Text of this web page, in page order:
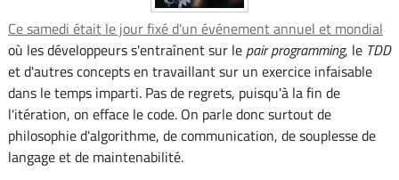
Ce samedi était le jour fixé d'un événement annuel et mondial
où les développeurs s'entraînent sur le pair programming, le TDD
et d'autres concepts en travaillant sur un exercice infaisable
dans le temps imparti. Pas de regrets, puisqu'à la fin de
l'itération, on efface le code. On parle donc surtout de
philosophie d'algorithme, de communication, de souplesse de
langage et de maintenabilité.